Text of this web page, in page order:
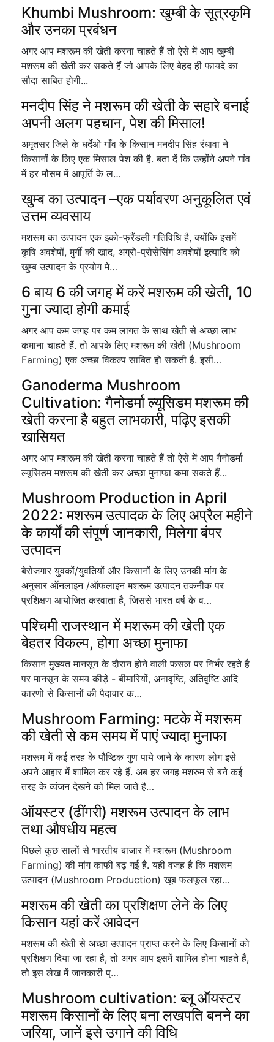
Khumbi Mushroom: खुम्बी के सूत्रकृमि
और उनका प्रबंधन
अगर आप मशरूम की खेती करना चाहते हैं तो ऐसे में आप खुम्बी
मशरूम की खेती कर सकते हैं जो आपके लिए बेहद ही फायदे का
सौदा साबित होगी...
मनदीप सिंह ने मशरूम की खेती के सहारे बनाई
अपनी अलग पहचान, पेश की मिसाल!
अमृतसर जिले के धर्देओ गाँव के किसान मनदीप सिंह रंधावा ने
किसानों के लिए एक मिसाल पेश की है. बता दें कि उन्होंने अपने गांव
में हर मौसम में आपूर्ति के ल…
खुम्ब का उत्पादन –एक पर्यावरण अनुकूलित एवं
उत्तम व्यवसाय
मशरूम का उत्पादन एक इको-फ्रैंडली गतिविधि है, क्योंकि इसमें
कृषि अवशेषों, मुर्गी की खाद, अग्रो-प्रोसेसिंग अवशेषों इत्यादि को
खुम्ब उत्पादन के प्रयोग मे…
6 बाय 6 की जगह में करें मशरूम की खेती, 10
गुना ज्यादा होगी कमाई
अगर आप कम जगह पर कम लागत के साथ खेती से अच्छा लाभ
कमाना चाहते हैं. तो आपके लिए मशरूम की खेती (Mushroom
Farming) एक अच्छा विकल्प साबित हो सकती है. इसी…
Ganoderma Mushroom
Cultivation: गैनोडर्मा ल्यूसिडम मशरूम की
खेती करना है बहुत लाभकारी, पढ़िए इसकी
खासियत
अगर आप मशरूम की खेती करना चाहते हैं तो ऐसे में आप गैनोडर्मा
ल्यूसिडम मशरूम की खेती कर अच्छा मुनाफा कमा सकते हैं...
Mushroom Production in April
2022: मशरूम उत्पादक के लिए अप्रैल महीने
के कार्यों की संपूर्ण जानकारी, मिलेगा बंपर
उत्पादन
बेरोजगार युवकों/युवतियों और किसानों के लिए उनकी मांग के
अनुसार ऑनलाइन /ऑफलाइन मशरूम उत्पादन तकनीक पर
प्रशिक्षण आयोजित करवाता है, जिससे भारत वर्ष के व…
पश्चिमी राजस्थान में मशरूम की खेती एक
बेहतर विकल्प, होगा अच्छा मुनाफा
किसान मुख्यत मानसून के दौरान होने वाली फसल पर निर्भर रहते है
पर मानसून के समय कीड़े - बीमारियों, अनावृष्टि, अतिवृष्टि आदि
कारणो से किसानों की पैदावार क…
Mushroom Farming: मटके में मशरूम
की खेती से कम समय में पाएं ज्यादा मुनाफा
मशरूम में कई तरह के पौष्टिक गुण पाये जाने के कारण लोग इसे
अपने आहार में शामिल कर रहे हैं. अब हर जगह मशरुम से बने कई
तरह के व्यंजन देखने को मिल जाते है…
ऑयस्टर (ढींगरी) मशरूम उत्पादन के लाभ
तथा औषधीय महत्व
पिछले कुछ सालों से भारतीय बाजार में मशरूम (Mushroom
Farming) की मांग काफी बढ़ गई है. यही वजह है कि मशरूम
उत्पादन (Mushroom Production) खूब फलफूल रहा…
मशरूम की खेती का प्रशिक्षण लेने के लिए
किसान यहां करें आवेदन
मशरूम की खेती से अच्छा उत्पादन प्राप्त करने के लिए किसानों को
प्रशिक्षण दिया जा रहा है, तो अगर आप इसमें शामिल होना चाहते हैं,
तो इस लेख में जानकारी प्…
Mushroom cultivation: ब्लू ऑयस्टर
मशरूम किसानों के लिए बना लखपति बनने का
जरिया, जानें इसे उगाने की विधि